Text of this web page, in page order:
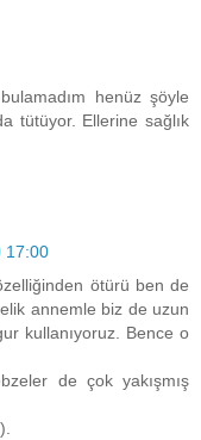
henüz şöyle
tütüyor. Ellerine sağlık
17:00
ötürü ben de
annemle biz de uzun
kullanıyoruz. Bence o
de çok yakışmış